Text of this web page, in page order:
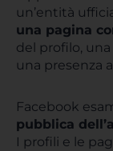
un’entità
una pagina
del profilo,
una presenza
Facebook
pubblica
I profili e le